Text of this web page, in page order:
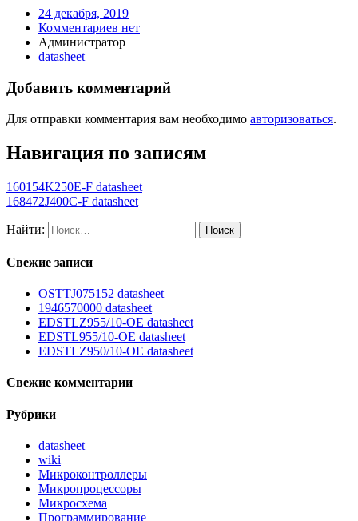
24 декабря, 2019
Комментариев нет
Администратор
datasheet
Добавить комментарий
Для отправки комментария вам необходимо авторизоваться.
Навигация по записям
160154K250E-F datasheet
168472J400C-F datasheet
Найти:
Свежие записи
OSTTJ075152 datasheet
1946570000 datasheet
EDSTLZ955/10-OE datasheet
EDSTL955/10-OE datasheet
EDSTLZ950/10-OE datasheet
Свежие комментарии
Рубрики
datasheet
wiki
Микроконтроллеры
Микропроцессоры
Микросхема
Программирование